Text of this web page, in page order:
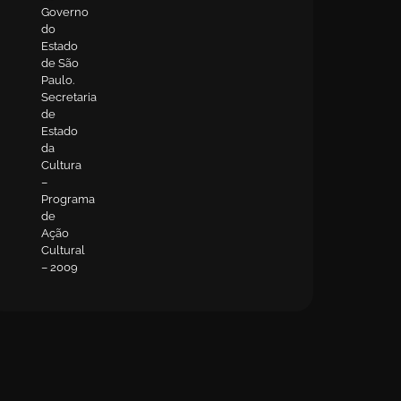
Governo
do
Estado
de São
Paulo.
Secretaria
de
Estado
da
Cultura
–
Programa
de
Ação
Cultural
– 2009